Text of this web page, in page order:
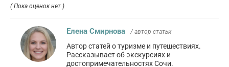
( Пока оценок нет )
Елена Смирнова / автор статьи
Автор статей о туризме и путешествиях.
Рассказывает об экскурсиях и
достопримечательностях Сочи.